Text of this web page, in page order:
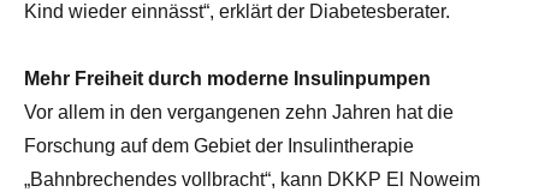
Kind wieder einnässt“, erklärt der Diabetesberater.
Mehr Freiheit durch moderne Insulinpumpen
Vor allem in den vergangenen zehn Jahren hat die
Forschung auf dem Gebiet der Insulintherapie
„Bahnbrechendes vollbracht“, kann DKKP El Noweim